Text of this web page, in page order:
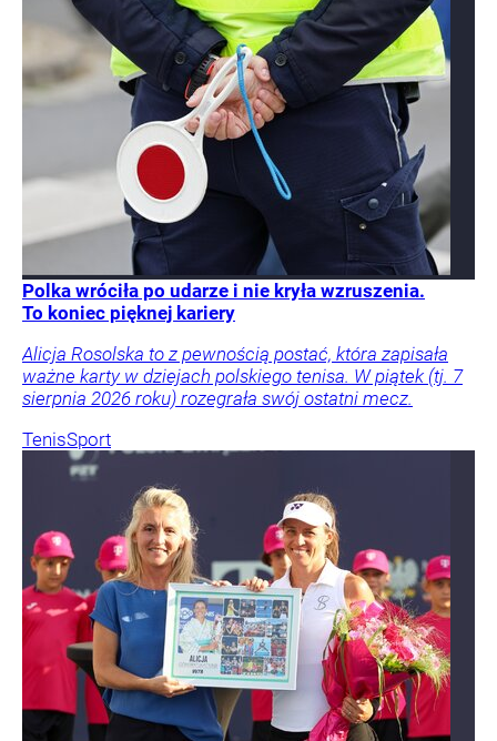
Polka wróciła po udarze i nie kryła wzruszenia.
To koniec pięknej kariery
Alicja Rosolska to z pewnością postać, która zapisała
ważne karty w dziejach polskiego tenisa. W piątek (tj. 7
sierpnia 2026 roku) rozegrała swój ostatni mecz.
TenisSport